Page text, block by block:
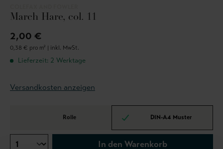
March Hare, col. 11
2,00 €
0,38 € pro m² | inkl. MwSt.
Lieferzeit: 2 Werktage
Versandkosten anzeigen
Rolle DIN-A4 Muster
In den Warenkorb